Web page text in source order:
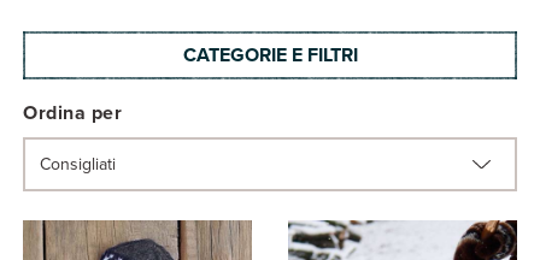
CATEGORIE E FILTRI
Ordina per